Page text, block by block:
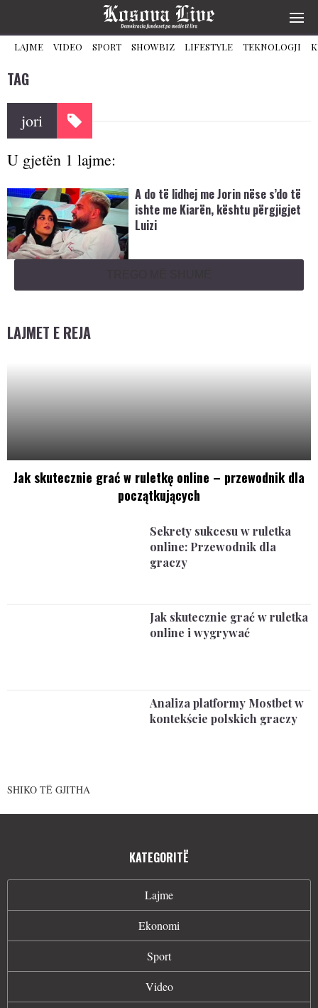
LAJME VIDEO SPORT SHOWBIZ LIFESTYLE TEKNOLOGJI
TAG
jori
U gjetën 1 lajme:
A do të lidhej me Jorin nëse s’do të
ishte me Kiarën, kështu përgjigjet
Luizi
LAJMET E REJA
Jak skutecznie grać w ruletkę online – przewodnik dla
początkujących
Sekrety sukcesu w ruletka
online: Przewodnik dla
graczy
Jak skutecznie grać w ruletka
online i wygrywać
Analiza platformy Mostbet w
kontekście polskich graczy
SHIKO TË GJITHA
KATEGORITË
Lajme
Ekonomi
Sport
Video